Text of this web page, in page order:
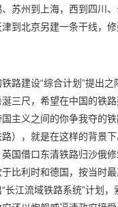
苏州到上海，西到四川
到北京另建一条干线，
路建设“综合计划”提出
三尺，希望在中国的铁
主义之间的你争我夺的
），就是在这样的背景
国借口东清铁路归沙俄
比利时和德国，按当时
长江流域铁路系统”计划